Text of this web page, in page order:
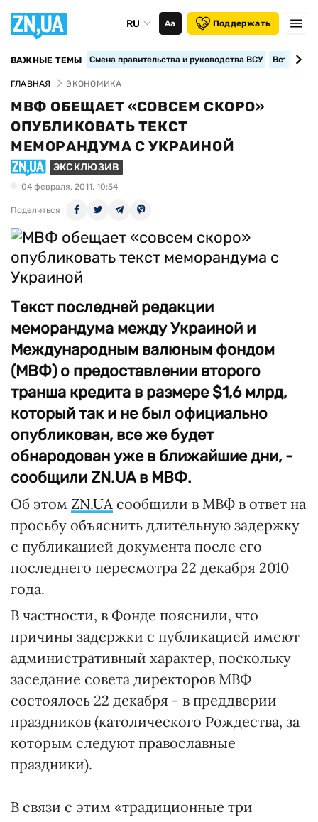
RU Аа Поддержать
ВАЖНЫЕ ТЕМЫ Смена правительства и руководства ВСУ
ГЛАВНАЯ ЭКОНОМИКА
МВФ ОБЕЩАЕТ «СОВСЕМ СКОРО»
ОПУБЛИКОВАТЬ ТЕКСТ
МЕМОРАНДУМА С УКРАИНОЙ
ЭКСКЛЮЗИВ
04 февраля, 2011, 10:54
Поделиться
Текст последней редакции
меморандума между Украиной и
Международным валюным фондом
(МВФ) о предоставлении второго
транша кредита в размере $1,6 млрд,
который так и не был официально
опубликован, все же будет
обнародован уже в ближайшие дни, -
сообщили ZN.UA в МВФ.
Об этом ZN.UA сообщили в МВФ в ответ на
просьбу объяснить длительную задержку
с публикацией документа после его
последнего пересмотра 22 декабря 2010
года.
В частности, в Фонде пояснили, что
причины задержки с публикацией имеют
административный характер, поскольку
заседание совета директоров МВФ
состоялось 22 декабря - в преддверии
праздников (католического Рождества, за
которым следуют православные
праздники).
В связи с этим «традиционные три